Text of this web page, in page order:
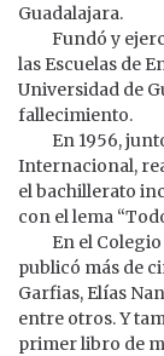
Guadalajara.
Fundó y
las Escuelas de
Universidad de
fallecimiento.
En 1956,
Internacional,
el bachillerato
con el lema
En el
publicó más de
Garfias, Elías
entre otros. Y
primer libro de